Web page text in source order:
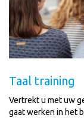
Taal training
Vertrekt u met uw
gaat werken in het